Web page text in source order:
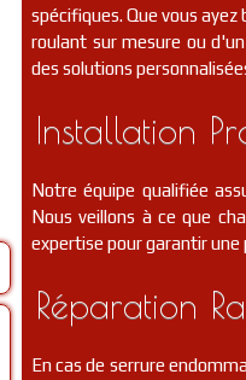
spécifiques. Que vous
roulant sur mesure ou
des solutions
Installation
Notre équipe qualifiée
Nous veillons à ce que
expertise pour garantir
Réparation
En cas de serrure